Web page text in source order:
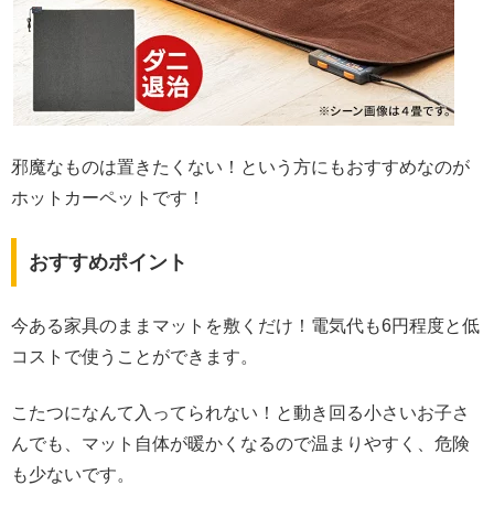
邪魔なものは置きたくない！という方にもおすすめなのが
ホットカーペットです！
おすすめポイント
今ある家具のままマットを敷くだけ！電気代も6円程度と低
コストで使うことができます。
こたつになんて入ってられない！と動き回る小さいお子さ
んでも、マット自体が暖かくなるので温まりやすく、危険
も少ないです。